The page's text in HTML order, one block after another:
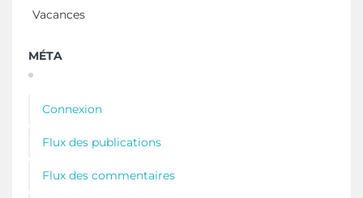
Vacances
MÉTA
Connexion
Flux des publications
Flux des commentaires